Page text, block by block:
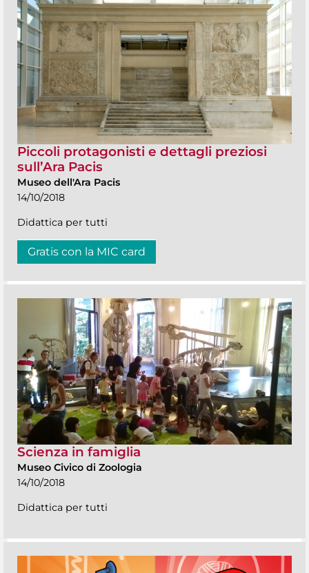
Piccoli protagonisti e dettagli preziosi
sull’Ara Pacis
Museo dell'Ara Pacis
14/10/2018
Didattica per tutti
Gratis con la MIC card
Scienza in famiglia
Museo Civico di Zoologia
14/10/2018
Didattica per tutti